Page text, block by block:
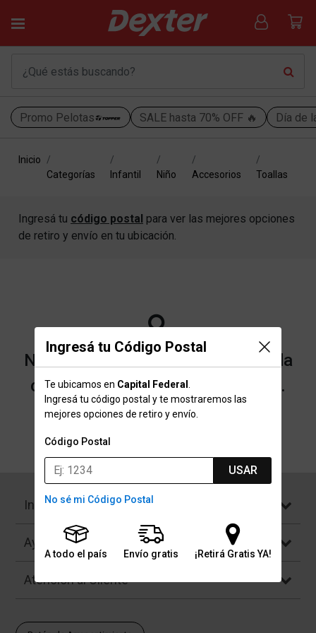
Promo Pelotas SALE hasta 70% OFF 🔥 Día de
Ingresá tu Código Postal
Te ubicamos en Capital Federal
Ingresá tu código postal y te mostraremos las
mejores opciones de retiro y envío.
Código Postal
USAR
No sé mi Código Postal
A todo el país Envío gratis ¡Retirá Gratis YA!
Inicio
Categorías
Infantil Niño Accesorios Toallas
Ingresá tu código postal para ver las mejores opciones
de retiro y envío en tu ubicación.
No encontramos resultados para la
categoría "Toallas" que buscaste.
Volver a la página de inicio
Institucional
Ayuda
Atención al Cliente